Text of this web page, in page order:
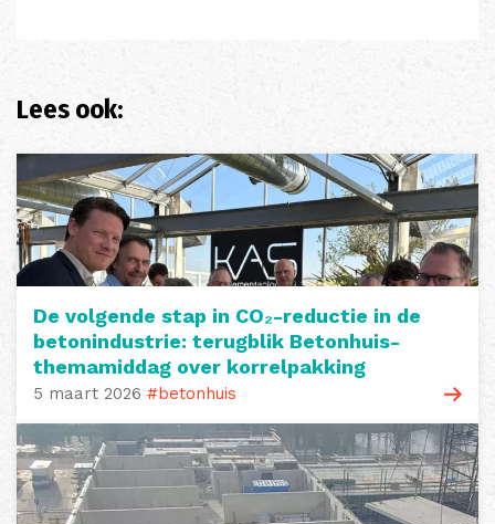
Lees ook:
De volgende stap in CO₂-reductie in de
betonindustrie: terugblik Betonhuis-
themamiddag over korrelpakking
5 maart 2026 #betonhuis